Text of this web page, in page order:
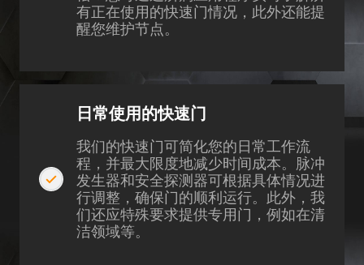
有正在使用的快速门情况，此外还能提
醒您维护节点。
日常使用的快速门
我们的快速门可简化您的日常工作流
程，并最大限度地减少时间成本。脉冲
发生器和安全探测器可根据具体情况进
行调整，确保门的顺利运行。此外，我
们还应特殊要求提供专用门，例如在清
洁领域等。
External Media (2)
Content from video platforms and social media platforms is blocked by
Show Cookie Information
Imprint